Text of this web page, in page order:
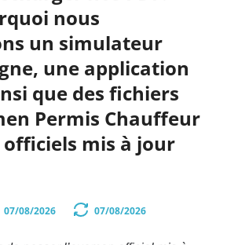
nous
un simulateur
une application
que des fichiers
Permis Chauffeur
officiels mis à jour
07/08/2026 07/08/2026